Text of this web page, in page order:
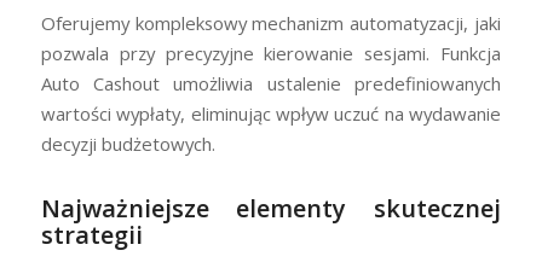
Oferujemy kompleksowy mechanizm automatyzacji, jaki
pozwala przy precyzyjne kierowanie sesjami. Funkcja
Auto Cashout umożliwia ustalenie predefiniowanych
wartości wypłaty, eliminując wpływ uczuć na wydawanie
decyzji budżetowych.
Najważniejsze elementy skutecznej
strategii